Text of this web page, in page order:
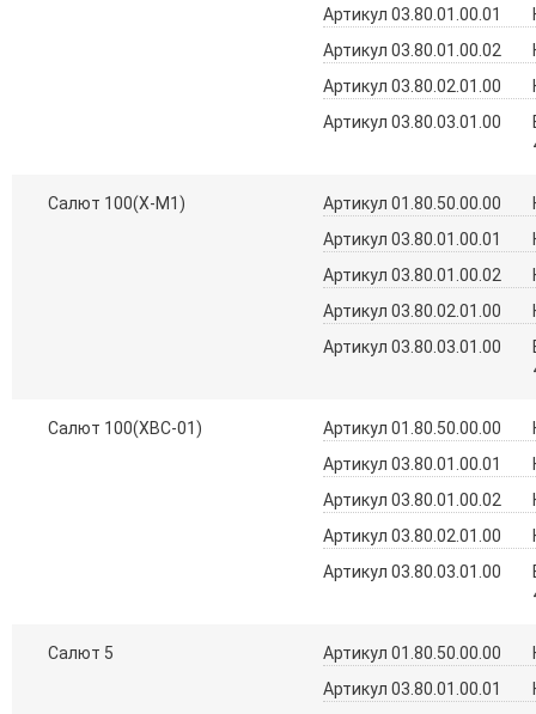
Артикул 03.80.01.00.01
Артикул 03.80.01.00.02
Артикул 03.80.02.01.00
Артикул 03.80.03.01.00
Салют 100(Х-М1) Артикул 01.80.50.00.00
Артикул 03.80.01.00.01
Артикул 03.80.01.00.02
Артикул 03.80.02.01.00
Артикул 03.80.03.01.00
Салют 100(ХВС-01) Артикул 01.80.50.00.00
Артикул 03.80.01.00.01
Артикул 03.80.01.00.02
Артикул 03.80.02.01.00
Артикул 03.80.03.01.00
Салют 5 Артикул 01.80.50.00.00
Артикул 03.80.01.00.01